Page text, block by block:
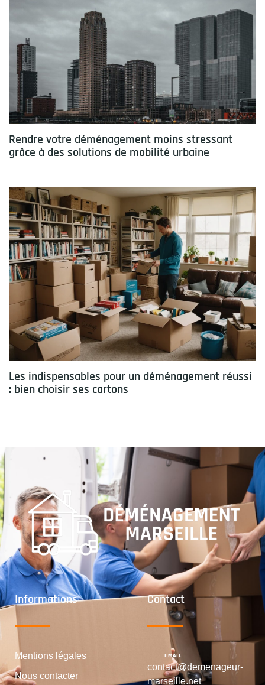
Rendre votre déménagement moins stressant
grâce à des solutions de mobilité urbaine
Les indispensables pour un déménagement réussi
: bien choisir ses cartons
Informations
Mentions légales
Nous contacter
Contact
EMAIL
contact@demenageur-
marseille.net